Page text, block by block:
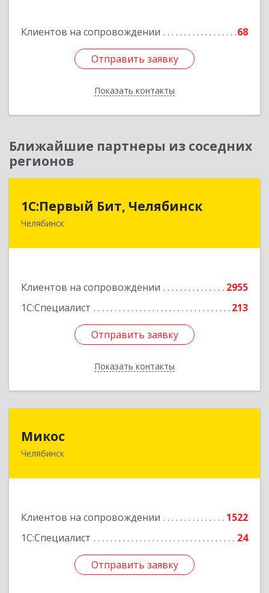
Клиентов на сопровождении 68
Отправить заявку
Показать контакты
Отправить заявку
Назад
Ближайшие партнеры из соседних
регионов
1С:Первый Бит, Челябинск
Челябинск
Клиентов на сопровождении
2955
1С:Специалист
213
Отправить заявку
Показать контакты
1С:Первый Бит, Челябинск
Отправить заявку
Назад
Микос
Челябинск
Клиентов на сопровождении
1522
1С:Специалист
24
Отправить заявку
Отправить заявку